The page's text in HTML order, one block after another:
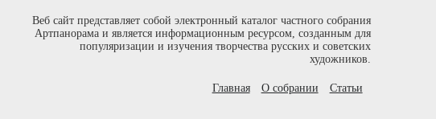
Веб сайт представляет собой электронный каталог частного собрания
Артпанорама и является информационным ресурсом, созданным для
популяризации и изучения творчества русских и советских
художников.
Главная О собрании Статьи